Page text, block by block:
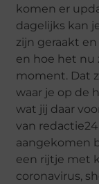
komen er
dagelijks kan
zijn geraakt
en hoe het nu
moment. Dat
waar je op de
wat jij daar
van redactie24
aangekomen
een rijtje met
coronavirus,